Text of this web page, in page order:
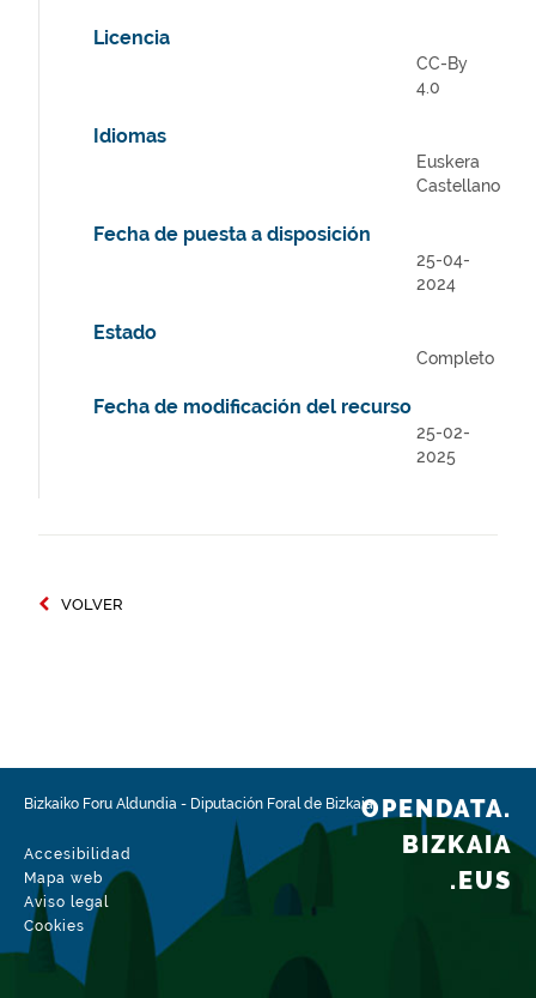
Licencia
CC-By
4.0
Idiomas
Euskera
Castellano
Fecha de puesta a disposición
25-04-
2024
Estado
Completo
Fecha de modificación del recurso
25-02-
2025
VOLVER
Bizkaiko Foru Aldundia - Diputación Foral de Bizkaia
Accesibilidad
Mapa web
Aviso legal
Cookies
OPENDATA.
BIZKAIA
.EUS